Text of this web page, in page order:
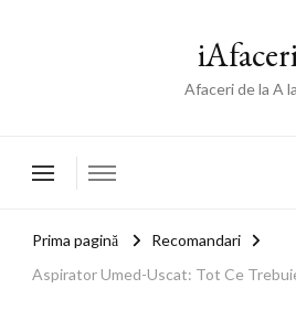
Afaceri de la A
Prima pagină
Recomandari
Aspirator Umed-Uscat: Tot Ce